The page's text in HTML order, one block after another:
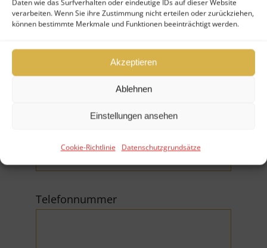
Daten wie das Surfverhalten oder eindeutige IDs auf dieser Website
verarbeiten. Wenn Sie ihre Zustimmung nicht erteilen oder zurückziehen,
können bestimmte Merkmale und Funktionen beeinträchtigt werden.
Akzeptieren
Ablehnen
Einstellungen ansehen
Cookie-Richtlinie Datenschutzgrundsätze
E-Mail (*Pflichtfeld)
Telefonnummer